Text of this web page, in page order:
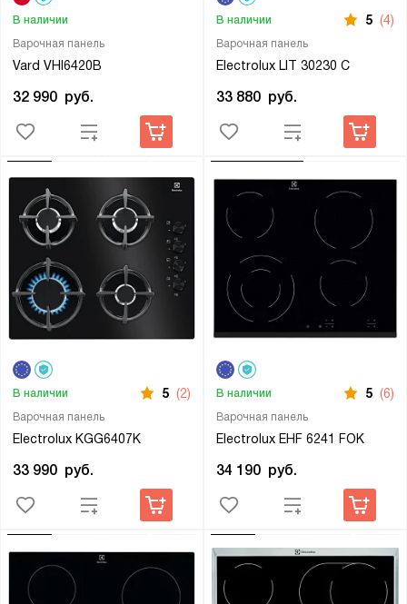
Варочная панель
Vard VHI6420B
В наличии
32 990 руб.
Варочная панель
Electrolux LIT 30230 C
В наличии 5 (4)
33 880 руб.
Варочная панель
Electrolux KGG6407K
В наличии 5 (2)
33 990 руб.
Варочная панель
Electrolux EHF 6241 FOK
В наличии 5 (6)
34 190 руб.